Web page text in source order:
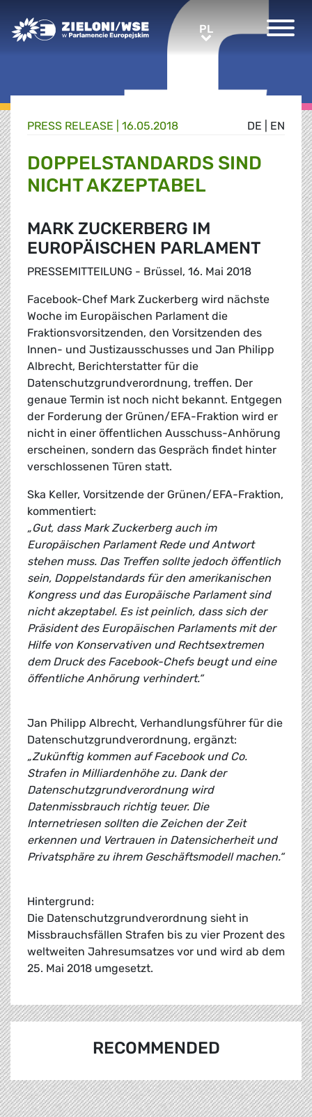
Greens/EFA Home PLPL
DE EN
PRESS RELEASE | 16.05.2018
DOPPELSTANDARDS SIND
NICHT AKZEPTABEL
MARK ZUCKERBERG IM
EUROPÄISCHEN PARLAMENT
PRESSEMITTEILUNG - Brüssel, 16. Mai 2018
Facebook-Chef Mark Zuckerberg wird nächste
Woche im Europäischen Parlament die
Fraktionsvorsitzenden, den Vorsitzenden des
Innen- und Justizausschusses und Jan Philipp
Albrecht, Berichterstatter für die
Datenschutzgrundverordnung, treffen. Der
genaue Termin ist noch nicht bekannt. Entgegen
der Forderung der Grünen/EFA-Fraktion wird er
nicht in einer öffentlichen Ausschuss-Anhörung
erscheinen, sondern das Gespräch findet hinter
verschlossenen Türen statt.
Ska Keller, Vorsitzende der Grünen/EFA-Fraktion,
kommentiert:
„Gut, dass Mark Zuckerberg auch im
Europäischen Parlament Rede und Antwort
stehen muss. Das Treffen sollte jedoch öffentlich
sein, Doppelstandards für den amerikanischen
Kongress und das Europäische Parlament sind
nicht akzeptabel. Es ist peinlich, dass sich der
Präsident des Europäischen Parlaments mit der
Hilfe von Konservativen und Rechtsextremen
dem Druck des Facebook-Chefs beugt und eine
öffentliche Anhörung verhindert.“
Jan Philipp Albrecht, Verhandlungsführer für die
Datenschutzgrundverordnung, ergänzt:
„Zukünftig kommen auf Facebook und Co.
Strafen in Milliardenhöhe zu. Dank der
Datenschutzgrundverordnung wird
Datenmissbrauch richtig teuer. Die
Internetriesen sollten die Zeichen der Zeit
erkennen und Vertrauen in Datensicherheit und
Privatsphäre zu ihrem Geschäftsmodell machen.“
Hintergrund:
Die Datenschutzgrundverordnung sieht in
Missbrauchsfällen Strafen bis zu vier Prozent des
weltweiten Jahresumsatzes vor und wird ab dem
25. Mai 2018 umgesetzt.
RECOMMENDED